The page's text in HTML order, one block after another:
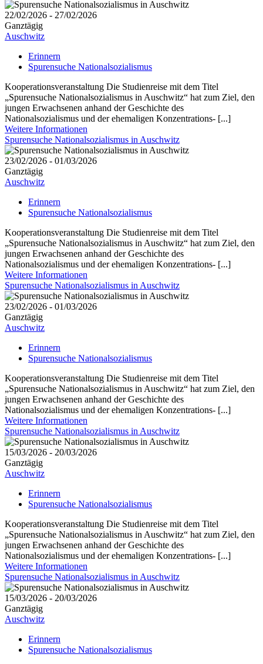
22/02/2026 - 27/02/2026
Ganztägig
Auschwitz
Erinnern
Spurensuche Nationalsozialismus
Kooperationsveranstaltung Die Studienreise mit dem Titel
„Spurensuche Nationalsozialismus in Auschwitz“ hat zum Ziel, den
jungen Erwachsenen anhand der Geschichte des
Nationalsozialismus und der ehemaligen Konzentrations- [...]
Weitere Informationen
Spurensuche Nationalsozialismus in Auschwitz
23/02/2026 - 01/03/2026
Ganztägig
Auschwitz
Erinnern
Spurensuche Nationalsozialismus
Kooperationsveranstaltung Die Studienreise mit dem Titel
„Spurensuche Nationalsozialismus in Auschwitz“ hat zum Ziel, den
jungen Erwachsenen anhand der Geschichte des
Nationalsozialismus und der ehemaligen Konzentrations- [...]
Weitere Informationen
Spurensuche Nationalsozialismus in Auschwitz
23/02/2026 - 01/03/2026
Ganztägig
Auschwitz
Erinnern
Spurensuche Nationalsozialismus
Kooperationsveranstaltung Die Studienreise mit dem Titel
„Spurensuche Nationalsozialismus in Auschwitz“ hat zum Ziel, den
jungen Erwachsenen anhand der Geschichte des
Nationalsozialismus und der ehemaligen Konzentrations- [...]
Weitere Informationen
Spurensuche Nationalsozialismus in Auschwitz
15/03/2026 - 20/03/2026
Ganztägig
Auschwitz
Erinnern
Spurensuche Nationalsozialismus
Kooperationsveranstaltung Die Studienreise mit dem Titel
„Spurensuche Nationalsozialismus in Auschwitz“ hat zum Ziel, den
jungen Erwachsenen anhand der Geschichte des
Nationalsozialismus und der ehemaligen Konzentrations- [...]
Weitere Informationen
Spurensuche Nationalsozialismus in Auschwitz
15/03/2026 - 20/03/2026
Ganztägig
Auschwitz
Erinnern
Spurensuche Nationalsozialismus